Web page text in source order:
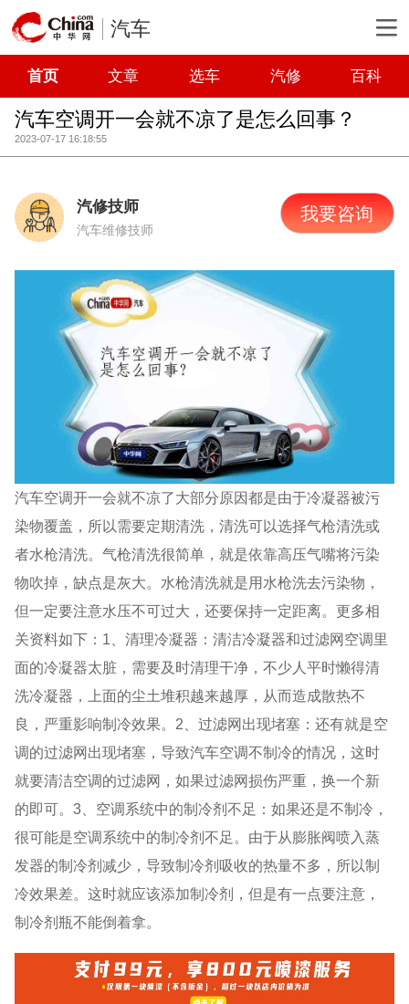
汽车
首页 文章 选车 汽修 百科
汽车空调开一会就不凉了是怎么回事？
2023-07-17 16:18:55
汽修技师
汽车维修技师
我要咨询
汽车空调开一会就不凉了大部分原因都是由于冷凝器被污
染物覆盖，所以需要定期清洗，清洗可以选择气枪清洗或
者水枪清洗。气枪清洗很简单，就是依靠高压气嘴将污染
物吹掉，缺点是灰大。水枪清洗就是用水枪洗去污染物，
但一定要注意水压不可过大，还要保持一定距离。更多相
关资料如下：1、清理冷凝器：清洁冷凝器和过滤网空调里
面的冷凝器太脏，需要及时清理干净，不少人平时懒得清
洗冷凝器，上面的尘土堆积越来越厚，从而造成散热不
良，严重影响制冷效果。2、过滤网出现堵塞：还有就是空
调的过滤网出现堵塞，导致汽车空调不制冷的情况，这时
就要清洁空调的过滤网，如果过滤网损伤严重，换一个新
的即可。3、空调系统中的制冷剂不足：如果还是不制冷，
很可能是空调系统中的制冷剂不足。由于从膨胀阀喷入蒸
发器的制冷剂减少，导致制冷剂吸收的热量不多，所以制
冷效果差。这时就应该添加制冷剂，但是有一点要注意，
制冷剂瓶不能倒着拿。